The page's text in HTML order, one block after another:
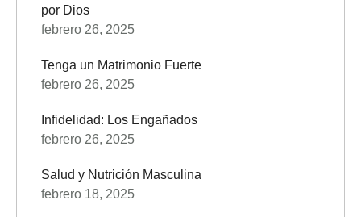
que está transformando vidas en todo el …
por Dios
febrero 26, 2025
Tenga un Matrimonio Fuerte
febrero 26, 2025
Infidelidad: Los Engañados
febrero 26, 2025
Salud y Nutrición Masculina
febrero 18, 2025